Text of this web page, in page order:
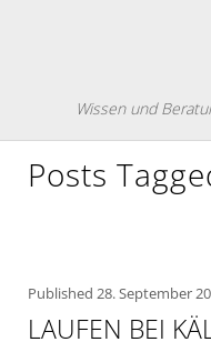
Wissen und
Posts
Published 28. September
LAUFEN BEI